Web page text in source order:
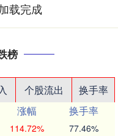
载完成
榜
个股流出
换手率
涨幅
换手率
114.72% 77.46%